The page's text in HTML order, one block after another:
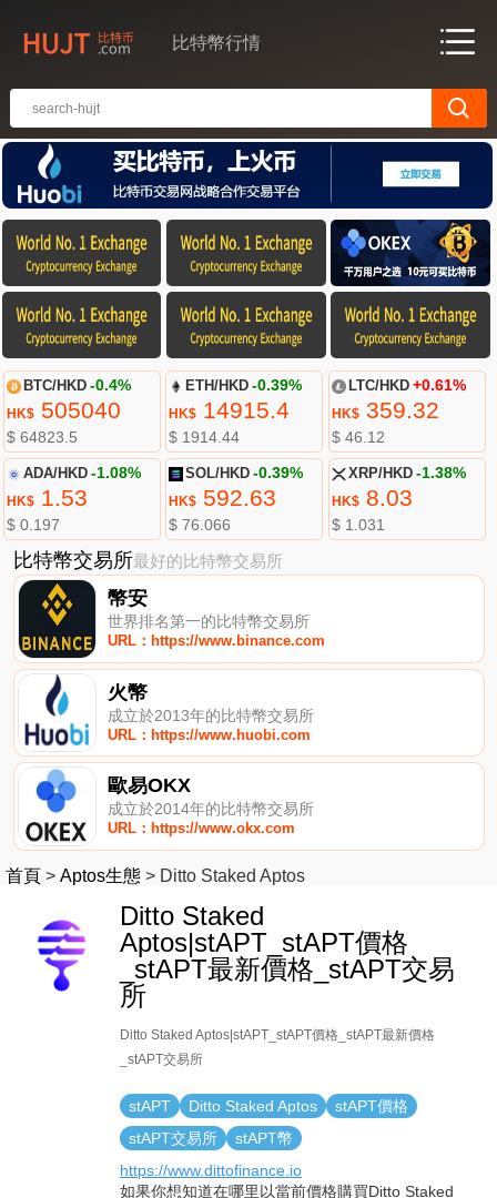
比特幣行情
BTC/HKD -0.4%
HK$505040
$ 64823.5
ETH/HKD -0.39%
HK$ 14915.4
$ 1914.44
LTC/HKD +0.61%
HK$359.32
$ 46.12
ADA/HKD -1.08%
HK$1.53
$ 0.197
SOL/HKD -0.39%
HK$ 592.63
$ 76.066
XRP/HKD -1.38%
HK$8.03
$ 1.031
比特幣交易所最好的比特幣交易所
幣安
世界排名第一的比特幣交易所
URL：https://www.binance.com
火幣
成立於2013年的比特幣交易所
URL：https://www.huobi.com
歐易OKX
成立於2014年的比特幣交易所
URL：https://www.okx.com
首頁 > Aptos生態 > Ditto Staked Aptos
Ditto Staked
Aptos|stAPT_stAPT價格
_stAPT最新價格_stAPT交易
所
Ditto Staked Aptos|stAPT_stAPT價格_stAPT最新價格
_stAPT交易所
stAPT Ditto Staked Aptos
stAPT價格
stAPT交易所
stAPT幣
https://www.dittofinance.io
如果你想知道在哪里以當前價格購買Ditto Staked